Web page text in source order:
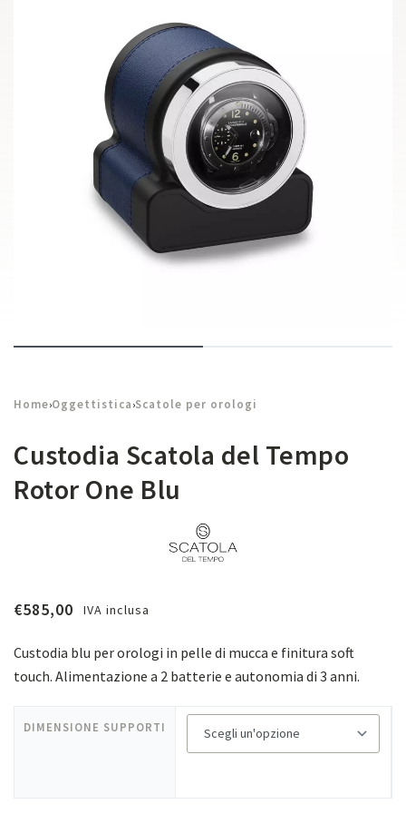
Home›Oggettistica ›Scatole per orologi
Custodia Scatola del Tempo
Rotor One Blu
€585,00 IVA inclusa
Custodia blu per orologi in pelle di mucca e finitura soft
touch. Alimentazione a 2 batterie e autonomia di 3 anni.
DIMENSIONE SUPPORTI